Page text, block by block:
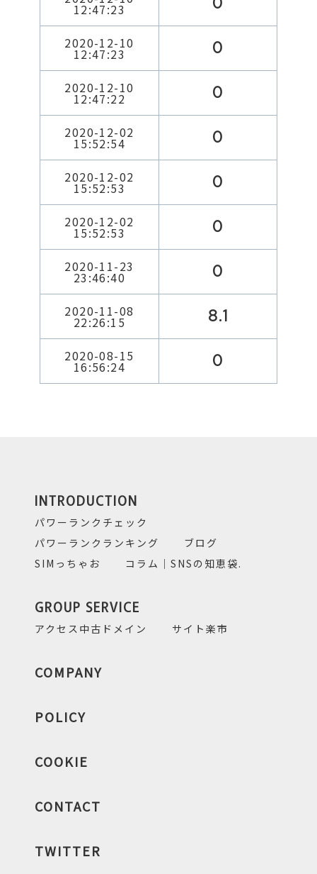
12:47:23
2020-12-10
12:47:23 0
2020-12-10
12:47:22 0
2020-12-02
15:52:54 0
2020-12-02
15:52:53 0
2020-12-02
15:52:53 0
2020-11-23
23:46:40 0
2020-11-08
22:26:15 8.1
2020-08-15
16:56:24 0
INTRODUCTION
パワーランクチェック
パワーランクランキング
ブログ
SIMっちゃお
コラム｜SNSの知恵袋.
GROUP SERVICE
アクセス中古ドメイン サイト楽市
COMPANY
POLICY
COOKIE
CONTACT
TWITTER